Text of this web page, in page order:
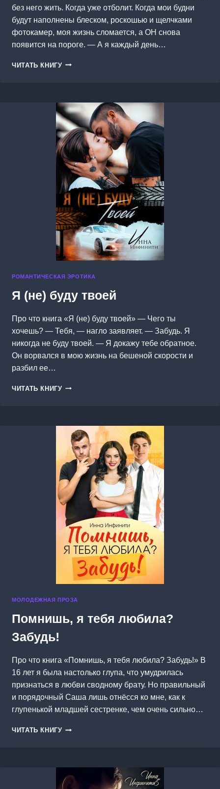
без него жить. Когда уже отболит. Когда мои будни
будут наполнены блеском, роскошью и щелчками
фотокамер, моя жизнь сломается, а ОН снова
появится на пороге. — А я каждый день…
ЧИТАТЬ КНИГУ МНЕ
РОМАНТИЧЕСКАЯ ЭРОТИКА
Я (не) буду твоей
Про что книга «Я (не) буду твоей» — Чего ты
хочешь? — Тебя, — нагло заявляет. — Забудь. Я
никогда не буду твоей. — Я докажу тебе обратное.
Он ворвался в мою жизнь на бешеной скорости и
разбил ее…
ЧИТАТЬ КНИГУ Я
МОЛОДЕЖНАЯ ПРОЗА
Помнишь, я тебя любила?
Забудь!
Про что книга «Помнишь, я тебя любила? Забудь!» В
16 лет я была настолько глупа, что умудрилась
признаться в любви сводному брату. Но правильный
и порядочный Саша лишь отнёсся ко мне, как к
глупенькой младшей сестренке, чем очень сильно…
ЧИТАТЬ КНИГУ ПОМНИШЬ,
ЗАБУДЬ!